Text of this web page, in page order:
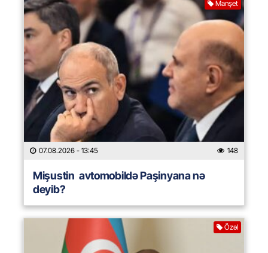
Manşet
07.08.2026 - 13:45 148
Mişustin avtomobildə Paşinyana nə
deyib?
Özəl